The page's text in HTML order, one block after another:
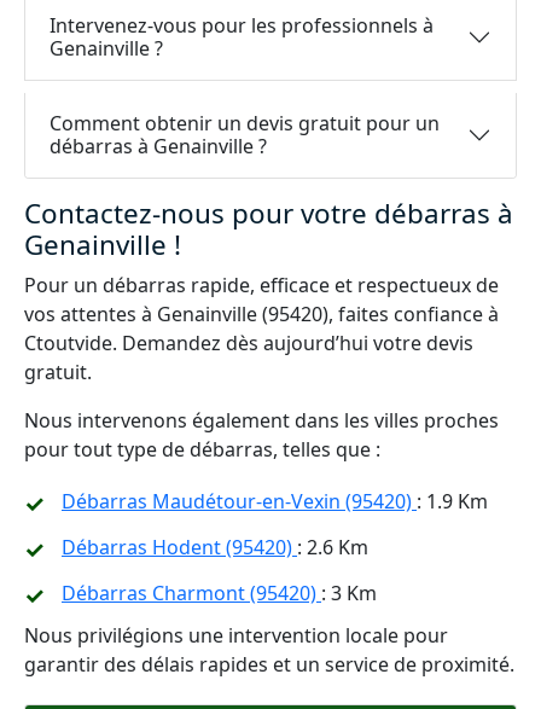
Intervenez-vous pour les professionnels à
Genainville ?
Comment obtenir un devis gratuit pour un
débarras à Genainville ?
Contactez-nous pour votre débarras à
Genainville !
Pour un débarras rapide, efficace et respectueux de
vos attentes à Genainville (95420), faites confiance à
Ctoutvide. Demandez dès aujourd’hui votre devis
gratuit.
Nous intervenons également dans les villes proches
pour tout type de débarras, telles que :
Débarras Maudétour-en-Vexin (95420) : 1.9 Km
Débarras Hodent (95420) : 2.6 Km
Débarras Charmont (95420) : 3 Km
Nous privilégions une intervention locale pour
garantir des délais rapides et un service de proximité.